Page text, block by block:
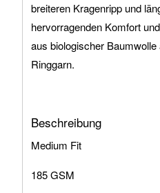
breiteren Kragenripp und
hervorragenden Komfort
aus biologischer
Ringgarn.
Beschreibung
Medium Fit
185 GSM